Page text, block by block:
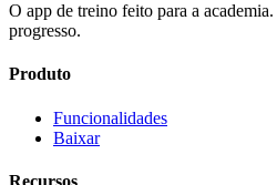
O app de treino feito para a
progresso.
Produto
Funcionalidades
Baixar
Recursos